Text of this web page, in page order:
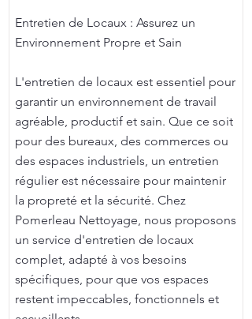
Entretien de Locaux : Assurez un
Environnement Propre et Sain
L'entretien de locaux est essentiel pour
garantir un environnement de travail
agréable, productif et sain. Que ce soit
pour des bureaux, des commerces ou
des espaces industriels, un entretien
régulier est nécessaire pour maintenir
la propreté et la sécurité. Chez
Pomerleau Nettoyage, nous proposons
un service d'entretien de locaux
complet, adapté à vos besoins
spécifiques, pour que vos espaces
restent impeccables, fonctionnels et